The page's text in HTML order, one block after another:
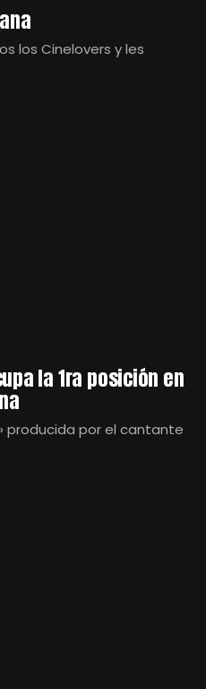
los Cinelovers y les
la 1ra posición en
producida por el cantante